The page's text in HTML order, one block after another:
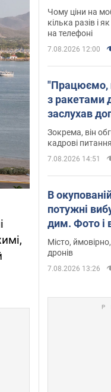
скаржитись
Чому ціни на
кілька разів і
на телефоні
7.08.2026 12:00
"Працюємо,
з ракетами
заслухав
анонсував
Зокрема, він
кадрові
7.08.2026 14:51
В
потужні
дим. Фото і
Місто,
дронів
7.08.2026 13:26